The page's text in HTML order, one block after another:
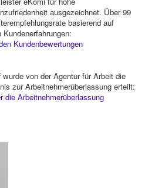
ausgezeichnet. Über 99
basierend auf
Kundenerfahrungen:
Kundenbewertungen
wurde von der Agentur für Arbeit die
zur Arbeitnehmerüberlassung erteilt:
die Arbeitnehmerüberlassung